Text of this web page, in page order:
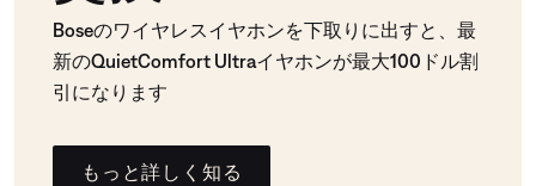
Boseのワイヤレスイヤホンを下取りに出すと、最
新のQuietComfort Ultraイヤホンが最大100ドル割
引になります
もっと詳しく知る